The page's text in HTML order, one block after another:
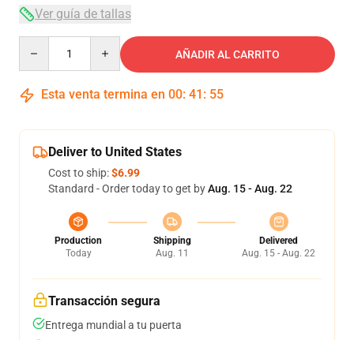
Ver guía de tallas
AÑADIR AL CARRITO
Esta venta termina en 00: 41 : 54
Deliver to United States
Cost to ship:$6.99
Standard - Order today to get byAug. 15 - Aug. 22
Production
Today
Shipping
Aug. 11
Delivered
Aug. 15 - Aug. 22
Transacción segura
Entrega mundial a tu puerta